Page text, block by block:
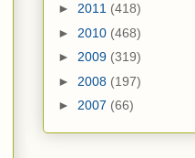
► 2011 (418)
► 2010 (468)
► 2009 (319)
► 2008 (197)
► 2007 (66)